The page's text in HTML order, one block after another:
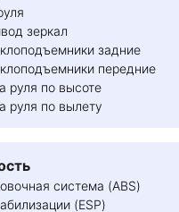
зеркал
задние
передние
руля по высоте
руля по вылету
система (ABS)
(ESP)